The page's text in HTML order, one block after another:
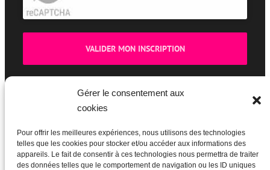
Gérer le consentement aux
cookies
Pour offrir les meilleures expériences, nous utilisons des technologies
telles que les cookies pour stocker et/ou accéder aux informations des
appareils. Le fait de consentir à ces technologies nous permettra de traiter
des données telles que le comportement de navigation ou les ID uniques